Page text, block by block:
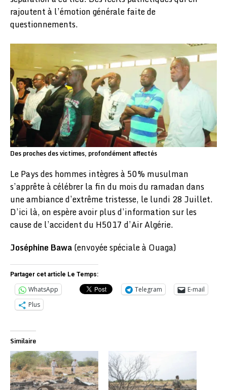
rajoutent à l’émotion générale faite de
questionnements.
Des proches des victimes, profondément affectés
Le Pays des hommes intègres à 50% musulman
s’apprête à célébrer la fin du mois du ramadan dans
une ambiance d’extrême tristesse, le lundi 28 Juillet.
D’ici là, on espère avoir plus d’information sur les
cause de l’accident du H5017 d’Air Algérie.
Joséphine Bawa(envoyée spéciale à Ouaga)
Partager cet article Le Temps:
WhatsApp Telegram
E-mail
Plus
Similaire